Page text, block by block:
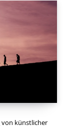
von künstlicher